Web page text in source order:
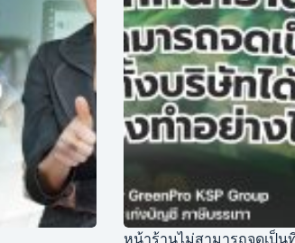
หน้าร้านไม่สามารถจดเป็น